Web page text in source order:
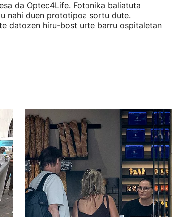
da Optec4Life. Fotonika baliatuta
nahi duen prototipoa sortu dute.
datozen hiru-bost urte barru ospitaletan